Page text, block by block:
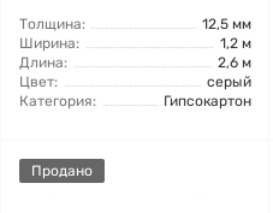
Толщина:
12,5 мм
Ширина:
1,2 м
Длина:
2,6 м
Цвет:
серый
Категория:
Гипсокартон
Продано